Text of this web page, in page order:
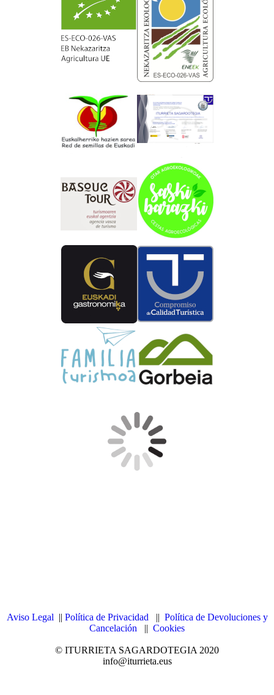
Aviso Legal || Política de Privacidad || Política de Devoluciones y
Cancelación || Cookies
© ITURRIETA SAGARDOTEGIA 2020
info@iturrieta.eus